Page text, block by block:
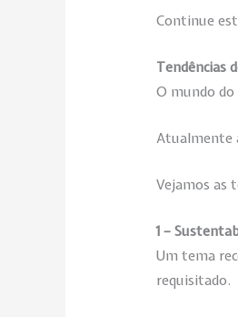
Continue
Tendências
O mundo
Atualmente
Vejamos as
1 –
Um tema
requisitado.